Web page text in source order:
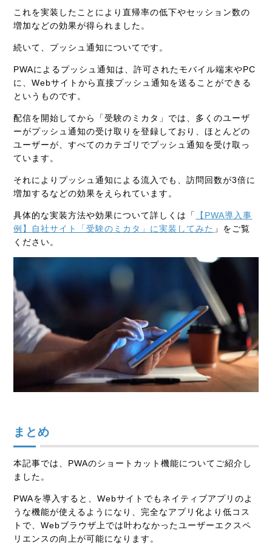
これを実装したことにより直帰率の低下やセッション数の
増加などの効果が得られました。
続いて、プッシュ通知についてです。
PWAによるプッシュ通知は、許可されたモバイル端末やPC
に、Webサイトから直接プッシュ通知を送ることができる
というものです。
配信を開始してから「受験のミカタ」では、多くのユーザ
ーがプッシュ通知の受け取りを登録しており、ほとんどの
ユーザーが、すべてのカテゴリでプッシュ通知を受け取っ
ています。
それによりプッシュ通知による流入でも、訪問回数が3倍に
増加するなどの効果をえられています。
具体的な実装方法や効果について詳しくは「
【PWA導入事
例】自社サイト「受験のミカタ」に実装してみた 」をご覧
ください。
まとめ
本記事では、PWAのショートカット機能についてご紹介し
ました。
PWAを導入すると、Webサイトでもネイティブアプリのよ
うな機能が使えるようになり、完全なアプリ化より低コス
トで、Webブラウザ上では叶わなかったユーザーエクスペ
リエンスの向上が可能になります。